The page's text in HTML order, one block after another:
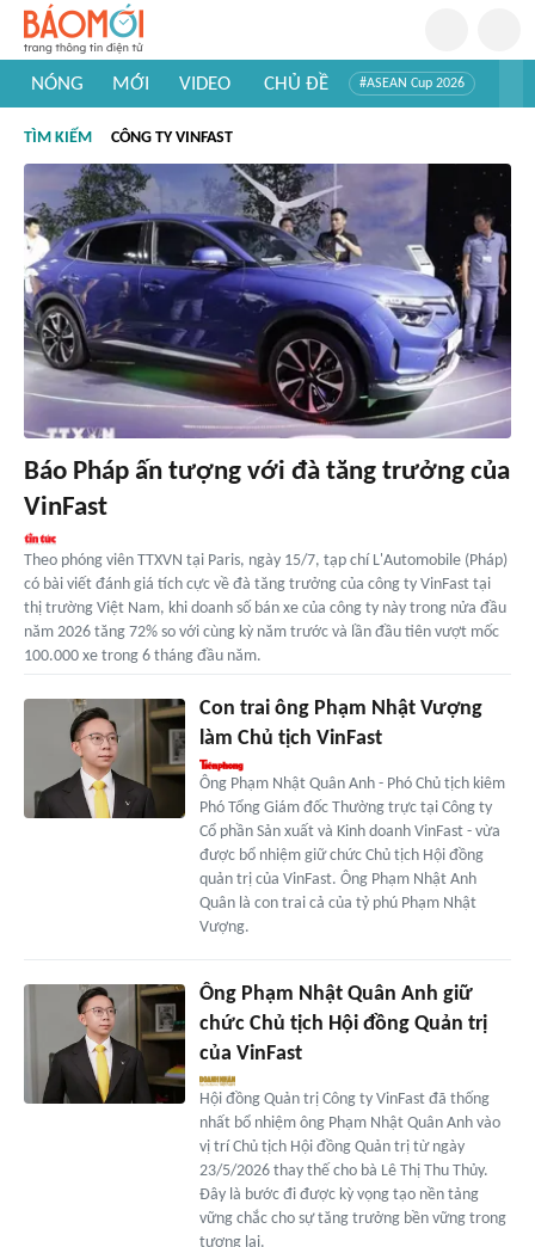
NÓNG MỚI VIDEO CHỦ ĐỀ #ASEAN Cup 2026
#Khám phá thế giới
TÌM KIẾM CÔNG TY VINFAST
Báo Pháp ấn tượng với đà tăng trưởng của
VinFast
Theo phóng viên TTXVN tại Paris, ngày 15/7, tạp chí L'Automobile (Pháp)
có bài viết đánh giá tích cực về đà tăng trưởng của công ty VinFast tại
thị trường Việt Nam, khi doanh số bán xe của công ty này trong nửa đầu
năm 2026 tăng 72% so với cùng kỳ năm trước và lần đầu tiên vượt mốc
100.000 xe trong 6 tháng đầu năm.
Con trai ông Phạm Nhật Vượng
làm Chủ tịch VinFast
Ông Phạm Nhật Quân Anh - Phó Chủ tịch kiêm
Phó Tổng Giám đốc Thường trực tại Công ty
Cổ phần Sản xuất và Kinh doanh VinFast - vừa
được bổ nhiệm giữ chức Chủ tịch Hội đồng
quản trị của VinFast. Ông Phạm Nhật Anh
Quân là con trai cả của tỷ phú Phạm Nhật
Vượng.
Ông Phạm Nhật Quân Anh giữ
chức Chủ tịch Hội đồng Quản trị
của VinFast
Hội đồng Quản trị Công ty VinFast đã thống
nhất bổ nhiệm ông Phạm Nhật Quân Anh vào
vị trí Chủ tịch Hội đồng Quản trị từ ngày
23/5/2026 thay thế cho bà Lê Thị Thu Thủy.
Đây là bước đi được kỳ vọng tạo nền tảng
vững chắc cho sự tăng trưởng bền vững trong
tương lai.